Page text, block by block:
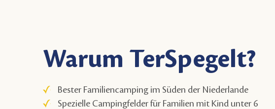
Warum TerSpegelt?
Bester Familiencamping im Süden der Niederlande
Spezielle Campingfelder für Familien mit Kind unter 6